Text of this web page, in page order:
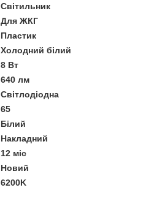
Світильник
Для ЖКГ
Пластик
Холодний білий
8 Вт
640 лм
Світлодіодна
65
Білий
Накладний
12 міс
Новий
6200K